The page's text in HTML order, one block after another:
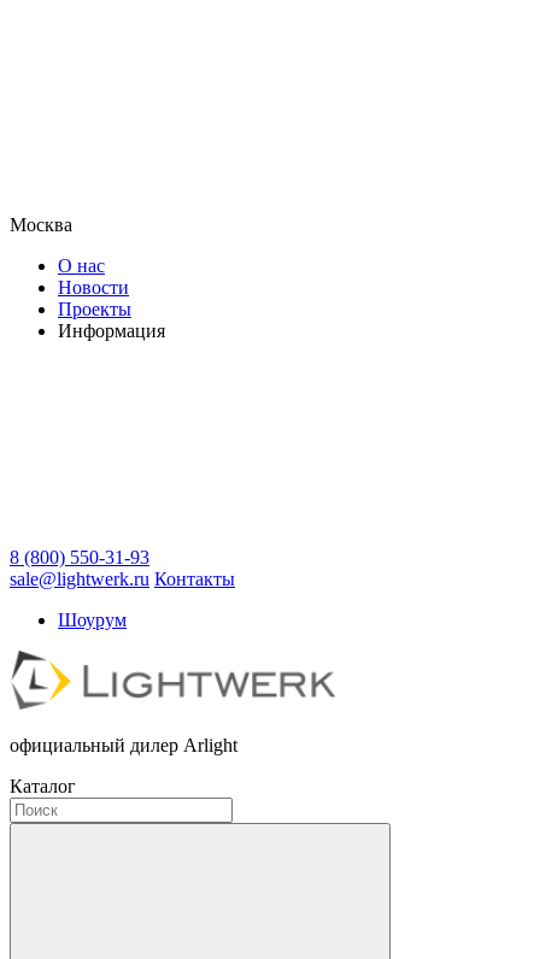
Москва
О нас
Новости
Проекты
Информация
8 (800) 550-31-93
sale@lightwerk.ru Контакты
Шоурум
официальный дилер Arlight
Каталог